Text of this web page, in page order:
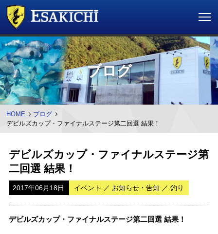
ブログ
HOME
ブログ
デビルズカップ・ファイナルステージ第二回選 結果！
デビルズカップ・ファイナルステージ第
二回選 結果！
2017年06月18日 イベント ／ お知らせ・告知 ／ 釣り
デビルズカップ・ファイナルステージ第二回選 結果！